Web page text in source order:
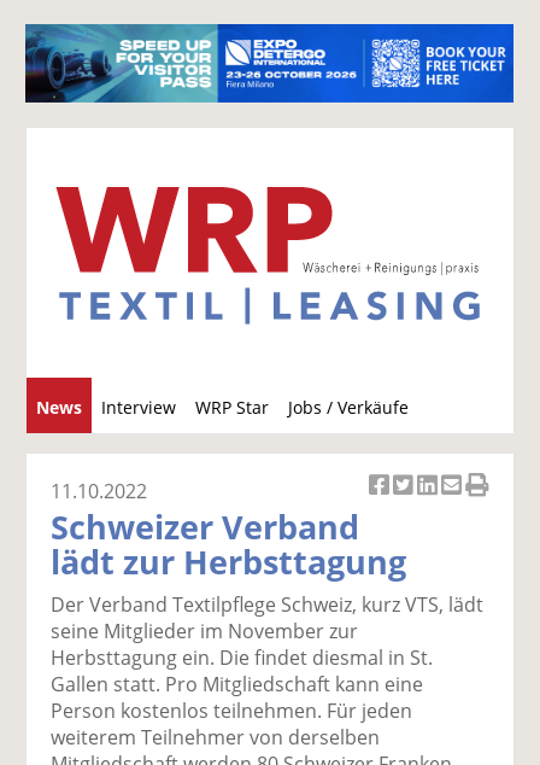
News Interview WRP Star Jobs / Verkäufe
u
c
k
a
uf
F
ac
e
b
k
el
t
wi
tt
er
n
el
a
uf
Li
n
e
el
p
el
D
11.10.2022
Schweizer Verband
lädt zur Herbsttagung
Der Verband Textilpflege Schweiz, kurz VTS, lädt
seine Mitglieder im November zur
Herbsttagung ein. Die findet diesmal in St.
Gallen statt. Pro Mitgliedschaft kann eine
Person kostenlos teilnehmen. Für jeden
weiterem Teilnehmer von derselben